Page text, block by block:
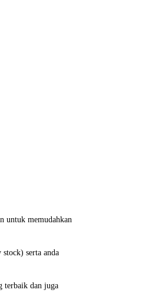
untuk memudahkan
serta anda
terbaik dan juga